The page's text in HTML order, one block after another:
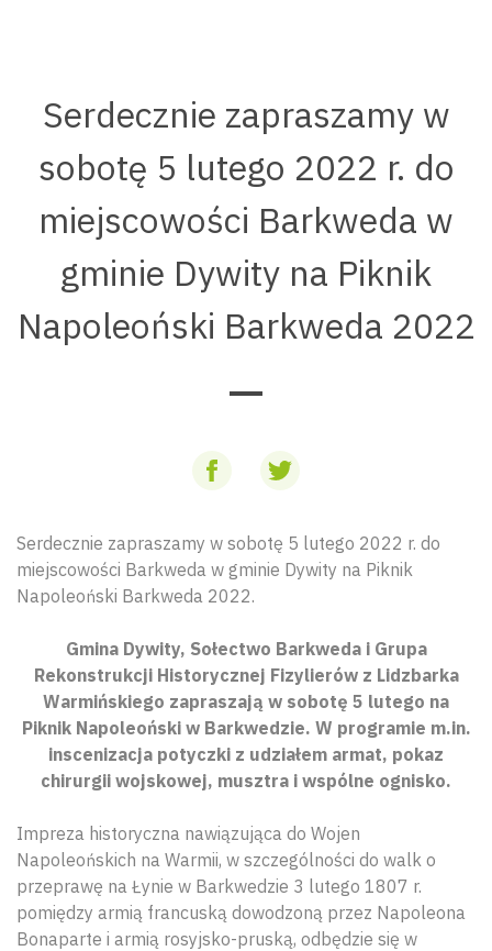
Serdecznie zapraszamy w
sobotę 5 lutego 2022 r. do
miejscowości Barkweda w
gminie Dywity na Piknik
Napoleoński Barkweda 2022
Serdecznie zapraszamy w sobotę 5 lutego 2022 r. do
miejscowości Barkweda w gminie Dywity na Piknik
Napoleoński Barkweda 2022.
Gmina Dywity, Sołectwo Barkweda i Grupa
Rekonstrukcji Historycznej Fizylierów z Lidzbarka
Warmińskiego zapraszają w sobotę 5 lutego na
Piknik Napoleoński w Barkwedzie. W programie m.in.
inscenizacja potyczki z udziałem armat, pokaz
chirurgii wojskowej, musztra i wspólne ognisko.
Impreza historyczna nawiązująca do Wojen
Napoleońskich na Warmii, w szczególności do walk o
przeprawę na Łynie w Barkwedzie 3 lutego 1807 r.
pomiędzy armią francuską dowodzoną przez Napoleona
Bonaparte i armią rosyjsko-pruską, odbędzie się w